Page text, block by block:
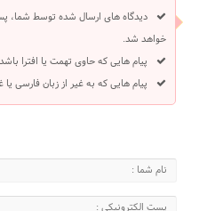
دیدگاه های ارسال شده توسط شما،
خواهد شد.
پیام هایی که حاوی تهمت یا افترا
پیام هایی که به غیر از زبان فارسی